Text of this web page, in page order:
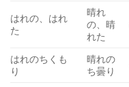
はれの、はれ
た
晴れ
の、晴
れた
はれのちくも
り
晴れの
ち曇り